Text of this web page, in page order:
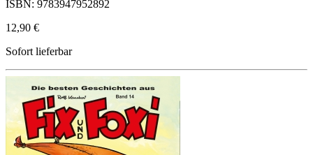
ISBN: 9783947952892
12,90 €
Sofort lieferbar